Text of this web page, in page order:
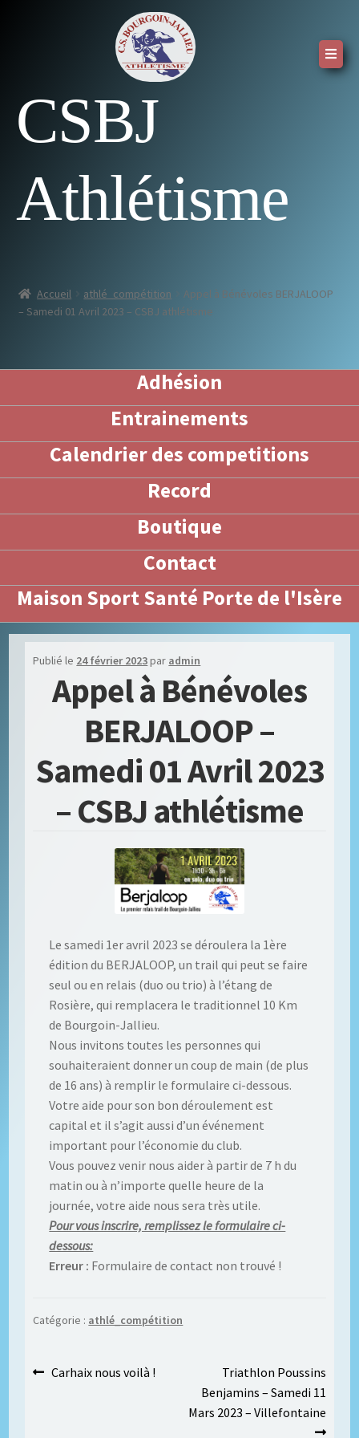
CSBJ
Athlétisme
Accueil athlé_compétition
Appel à Bénévoles BERJALOOP
– Samedi 01 Avril 2023 – CSBJ athlétisme
Adhésion
Entrainements
Calendrier des competitions
Record
Boutique
Contact
Maison Sport Santé Porte de l'Isère
Publié le 24 février 2023par admin
Appel à Bénévoles
BERJALOOP –
Samedi 01 Avril 2023
– CSBJ athlétisme
Le samedi 1er avril 2023 se déroulera la 1ère
édition du BERJALOOP, un trail qui peut se faire
seul ou en relais (duo ou trio) à l’étang de
Rosière, qui remplacera le traditionnel 10 Km
de Bourgoin-Jallieu.
Nous invitons toutes les personnes qui
souhaiteraient donner un coup de main (de plus
de 16 ans) à remplir le formulaire ci-dessous.
Votre aide pour son bon déroulement est
capital et il s’agit aussi d’un événement
important pour l’économie du club.
Vous pouvez venir nous aider à partir de 7 h du
matin ou à n’importe quelle heure de la
journée, votre aide nous sera très utile.
Pour vous inscrire, remplissez le formulaire ci-
dessous:
Erreur : Formulaire de contact non trouvé !
Catégorie : athlé_compétition
Navigation
Article
Carhaix nous voilà !
Article
suivant :
Triathlon Poussins
Benjamins – Samedi 11
Mars 2023 – Villefontaine